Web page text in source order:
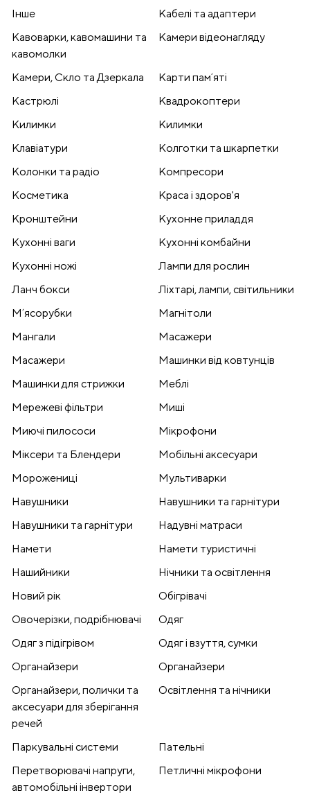
Інше
Кабелі та адаптери
Кавоварки, кавомашини та
кавомолки
Камери відеонагляду
Камери, Скло та Дзеркала
Карти памʼяті
Кастрюлі
Квадрокоптери
Килимки
Килимки
Клавіатури
Колготки та шкарпетки
Колонки та радіо
Компресори
Косметика
Краса і здоров'я
Кронштейни
Кухонне приладдя
Кухонні ваги
Кухонні комбайни
Кухонні ножі
Лампи для рослин
Ланч бокси
Ліхтарі, лампи, світильники
Мʼясорубки
Магнітоли
Мангали
Масажери
Масажери
Машинки від ковтунців
Машинки для стрижки
Меблі
Мережеві фільтри
Миші
Миючі пилососи
Мікрофони
Міксери та Блендери
Мобільні аксесуари
Морожениці
Мультиварки
Навушники
Навушники та гарнітури
Навушники та гарнітури
Надувні матраси
Намети
Намети туристичні
Нашийники
Нічники та освітлення
Новий рік
Обігрівачі
Овочерізки, подрібнювачі
Одяг
Одяг з підігрівом
Одяг і взуття, сумки
Органайзери
Органайзери
Органайзери, полички та
аксесуари для зберігання
речей
Освітлення та нічники
Паркувальні системи
Пательні
Перетворювачі напруги,
автомобільні інвертори
Петличні мікрофони